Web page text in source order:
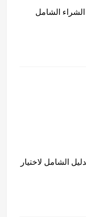
الشراء الشامل
الشامل لاختيار